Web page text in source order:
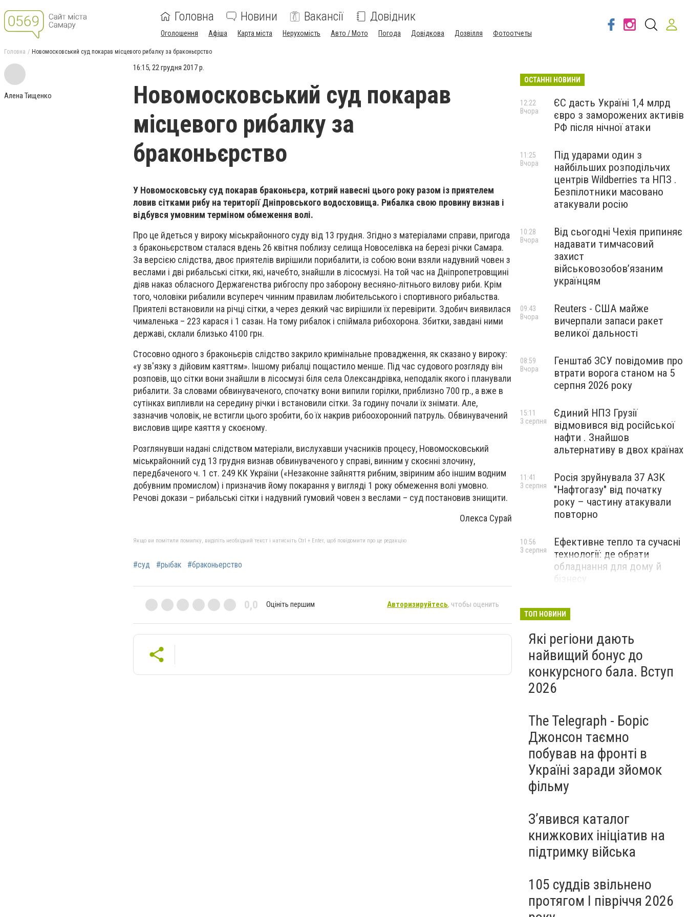
Головна Новини Вакансії Довідник
Оголошення Афіша Карта міста Нерухомість Авто / Мото Погода Довідкова Дозвілля Фотоотчеты
Головна Новомосковський суд покарав місцевого рибалку за браконьєрство
Алена Тищенко
16:15, 22 грудня 2017 р.
Новомосковський суд покарав
місцевого рибалку за
браконьєрство
У Новомосковську суд покарав браконьєра, котрий навесні цього року разом із приятелем
ловив сітками рибу на території Дніпровського водосховища. Рибалка свою провину визнав і
відбувся умовним терміном обмеження волі.
Про це йдеться у вироку міськрайонного суду від 13 грудня. Згідно з матеріалами справи, пригода
з браконьєрством сталася вдень 26 квітня поблизу селища Новоселівка на березі річки Самара.
За версією слідства, двоє приятелів вирішили порибалити, із собою вони взяли надувний човен з
веслами і дві рибальські сітки, які, начебто, знайшли в лісосмузі. На той час на Дніпропетровщині
діяв наказ обласного Держагенства рибгоспу про заборону весняно-літнього вилову риби. Крім
того, чоловіки рибалили всупереч чинним правилам любительського і спортивного рибальства.
Приятелі встановили на річці сітки, а через деякий час вирішили їх перевірити. Здобич виявилася
чималенька – 223 карася і 1 сазан. На тому рибалок і спіймала рибохорона. Збитки, завдані ними
державі, склали близько 4100 грн.
Стосовно одного з браконьєрів слідство закрило кримінальне провадження, як сказано у вироку:
«у зв'язку з дійовим каяттям». Іншому рибалці пощастило менше. Під час судового розгляду він
розповів, що сітки вони знайшли в лісосмузі біля села Олександрівка, неподалік якого і планували
рибалити. За словами обвинуваченого, спочатку вони випили горілки, приблизно 700 гр., а вже в
сутінках випливли на середину річки і встановили сітки. За годину почали їх знімати. Але,
зазначив чоловік, не встигли цього зробити, бо їх накрив рибоохоронний патруль. Обвинувачений
висловив щире каяття у скоєному.
Розглянувши надані слідством матеріали, вислухавши учасників процесу, Новомосковський
міськрайонний суд 13 грудня визнав обвинуваченого у справі, винним у скоєнні злочину,
передбаченого ч. 1 ст. 249 КК України («Незаконне зайняття рибним, звіриним або іншим водним
добувним промислом) і призначив йому покарання у вигляді 1 року обмеження волі умовно.
Речові докази – рибальські сітки і надувний гумовий човен з веслами – суд постановив знищити.
Олекса Сурай
Якщо ви помітили помилку, виділіть необхідний текст і натисніть Ctrl + Enter, щоб повідомити про це редакцію
#суд #рыбак #браконьерство
0,0 Оцініть першим Авторизируйтесь, чтобы оценить
ОСТАННІ НОВИНИ
ЄС дасть Україні 1,4 млрд
євро з заморожених активів
РФ після нічної атаки
12:22
Вчора
Під ударами один з
найбільших розподільчих
центрів Wildberries та НПЗ .
Безпілотники масовано
атакували росію
11:25
Вчора
Від сьогодні Чехія припиняє
надавати тимчасовий
захист
військовозобов’язаним
українцям
10:28
Вчора
Reuters - США майже
вичерпали запаси ракет
великої дальності
09:43
Вчора
Генштаб ЗСУ повідомив про
втрати ворога станом на 5
серпня 2026 року
08:59
Вчора
Єдиний НПЗ Грузії
відмовився від російської
нафти . Знайшов
альтернативу в двох країнах
15:11
3 серпня
Росія зруйнувала 37 АЗК
"Нафтогазу" від початку
року – частину атакували
повторно
11:41
3 серпня
Ефективне тепло та сучасні
технології: де обрати
обладнання для дому й
бізнесу
10:56
3 серпня
ТОП НОВИНИ
Які регіони дають
найвищий бонус до
конкурсного бала. Вступ
2026
The Telegraph - Боріс
Джонсон таємно
побував на фронті в
Україні заради зйомок
фільму
З’явився каталог
книжкових ініціатив на
підтримку війська
105 суддів звільнено
протягом I півріччя 2026